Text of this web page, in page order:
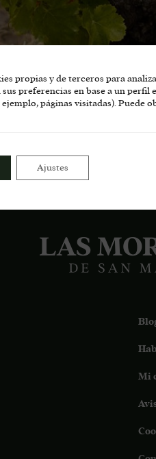
como un árbol? En Las
centenarias, suelos graníticos
Mi
propias y de terceros para
preferencias en base a un perfil
páginas visitadas). Puede
Ajustes